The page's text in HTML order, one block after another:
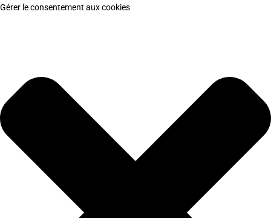
Gérer le consentement aux cookies